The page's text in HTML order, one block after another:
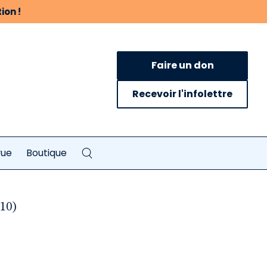
!
Faire un don
Recevoir l'infolettre
Boutique